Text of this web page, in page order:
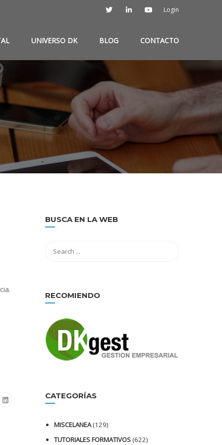
Login
UNIVERSO DK BLOG CONTACTO
BUSCA EN LA WEB
RECOMIENDO
CATEGORÍAS
MISCELANEA(129)
TUTORIALES FORMATIVOS(622)